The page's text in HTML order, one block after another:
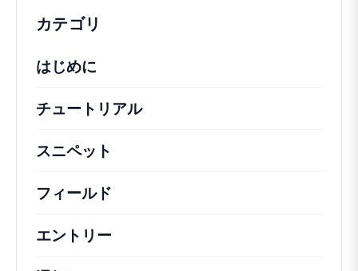
カテゴリ
はじめに
チュートリアル役立つハウツー記事やその他
スニペット
フィールド
エントリー